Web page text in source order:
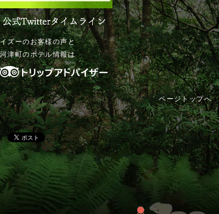
イズーのお客様の声と
河津町のホテル情報は
ページトップへ